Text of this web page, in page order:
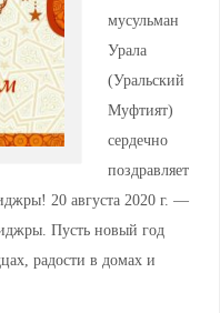
мусульман
Урала
(Уральский
Муфтият)
сердечно
поздравляет
20 августа 2020 г. —
Пусть новый год
радости в домах и